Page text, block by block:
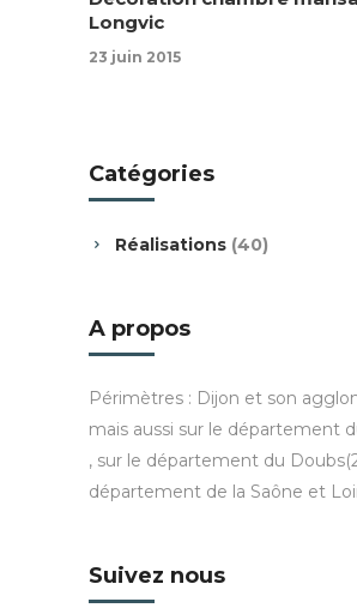
Longvic
23 juin 2015
Catégories
Réalisations (40)
A propos
Périmètres : Dijon et son
mais aussi sur le département
, sur le département du
département de la Saône et
Suivez nous